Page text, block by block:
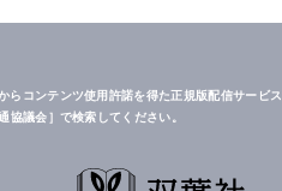
コンテンツ使用許諾を得た正規版配信サービ
議会］で検索してください。